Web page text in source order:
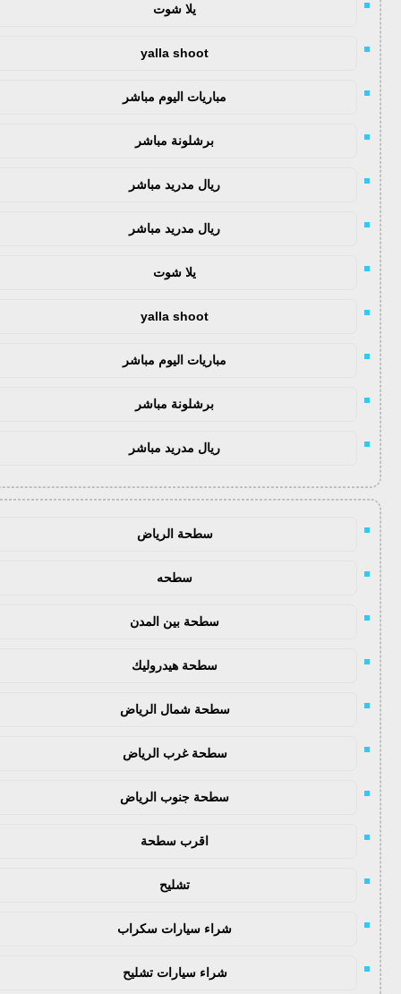
يلا شوت
yalla shoot
مباريات اليوم مباشر
برشلونة مباشر
ريال مدريد مباشر
ريال مدريد مباشر
يلا شوت
yalla shoot
مباريات اليوم مباشر
برشلونة مباشر
ريال مدريد مباشر
سطحة الرياض
سطحه
سطحة بين المدن
سطحة هيدروليك
سطحة شمال الرياض
سطحة غرب الرياض
سطحة جنوب الرياض
اقرب سطحة
تشليح
شراء سيارات سكراب
شراء سيارات تشليح